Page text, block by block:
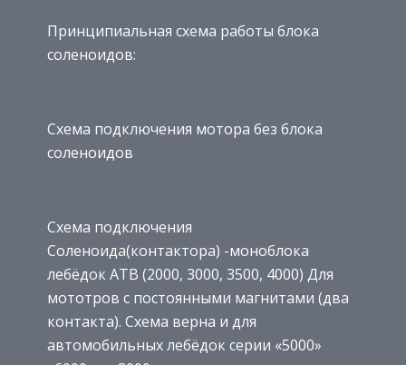
Принципиальная схема работы блока
соленоидов:
Схема подключения мотора без блока
соленоидов
Схема подключения
Соленоида(контактора) -моноблока
лебёдок АТВ (2000, 3000, 3500, 4000) Для
мототров с постоянными магнитами (два
контакта). Схема верна и для
автомобильных лебёдок серии «5000»